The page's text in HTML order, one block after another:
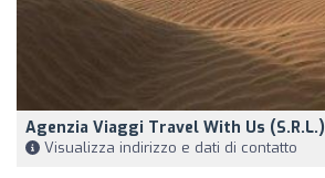
Agenzia Viaggi Travel With Us (S.R.L.)
Visualizza indirizzo e dati di contatto